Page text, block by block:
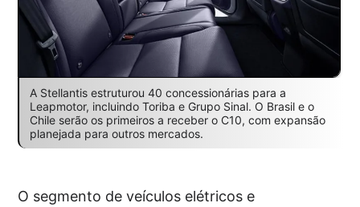
A Stellantis estruturou 40 concessionárias para a
Leapmotor, incluindo Toriba e Grupo Sinal. O Brasil e o
Chile serão os primeiros a receber o C10, com expansão
planejada para outros mercados.
O segmento de veículos elétricos e